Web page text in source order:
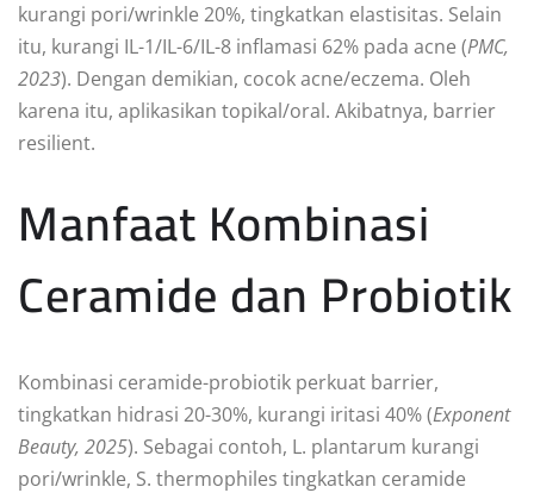
kurangi pori/wrinkle 20%, tingkatkan elastisitas. Selain
itu, kurangi IL-1/IL-6/IL-8 inflamasi 62% pada acne (PMC,
2023). Dengan demikian, cocok acne/eczema. Oleh
karena itu, aplikasikan topikal/oral. Akibatnya, barrier
resilient.
Manfaat Kombinasi
Ceramide dan Probiotik
Kombinasi ceramide-probiotik perkuat barrier,
tingkatkan hidrasi 20-30%, kurangi iritasi 40% (Exponent
Beauty, 2025). Sebagai contoh, L. plantarum kurangi
pori/wrinkle, S. thermophiles tingkatkan ceramide